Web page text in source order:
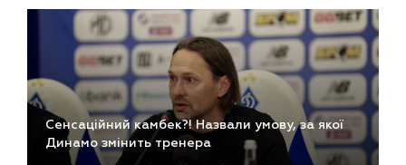
Сенсаційний камбек?! Назвали умову, за якої
Динамо змінить тренера